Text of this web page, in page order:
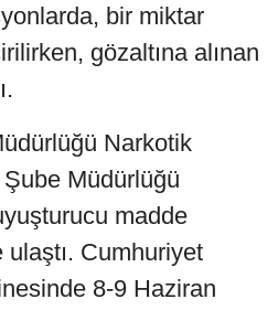
bir miktar
gözaltına alınan
Narkotik
Müdürlüğü
madde
Cumhuriyet
8-9 Haziran